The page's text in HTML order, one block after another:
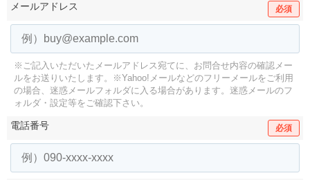
メールアドレス 必須
※ご記入いただいたメールアドレス宛てに、お問合せ内容の確認メー
ルをお送りいたします。
※Yahoo!メールなどのフリーメールをご利用
の場合、迷惑メールフォルダに入る場合があります。 迷惑メールのフ
ォルダ・設定等をご確認下さい。
電話番号 必須